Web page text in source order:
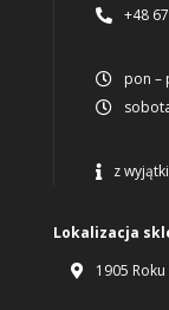
 +48
 pon –

 z
Lokalizacja
 1905